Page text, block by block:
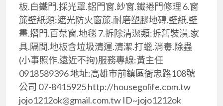
板.白鐵門.採光罩.鋁門窗.紗窗.鐵捲門修理 6.窗
簾壁紙類:遮光防火窗簾.耐磨塑膠地磚.壁紙.壁
畫.摺門.百葉窗.地毯 7.拆除清潔類:拆舊裝潢.家
具.隔間.地板含垃圾清運.清潔.打蠟.消毒.除蟲
(小事照作.遠近不拘)服務專線:黃主任
0918589396 地址:高雄市前鎮區衙忠路108號
公司 07-8415925 http://housegolife.com.tw
jojo1212ok@gmail.com.tw ID~jojo1212ok